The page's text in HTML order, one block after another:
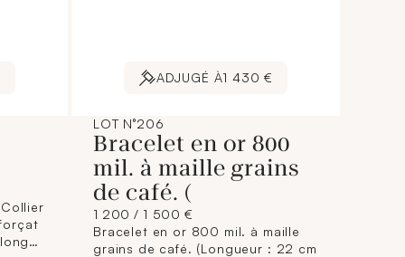
ADJUGÉ À1 430 €
LOT N°206
Bracelet en or 800
mil. à maille grains
de café. (
1 200 / 1 500 €
Bracelet en or 800 mil. à maille
grains de café. (Longueur : 22 cm